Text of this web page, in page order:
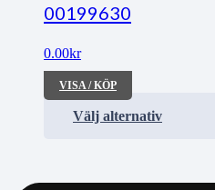
00199630
0.00kr
VISA / KÖP
Välj alternativ